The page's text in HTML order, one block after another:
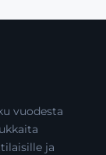
vuodesta
ja